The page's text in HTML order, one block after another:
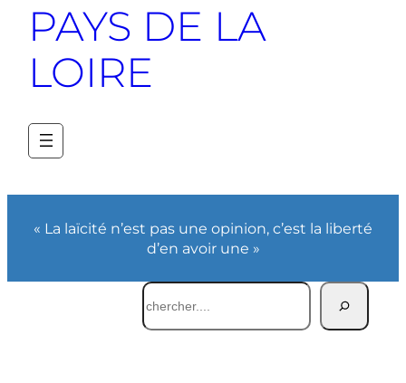
PAYS DE LA
LOIRE
« La laïcité n’est pas une opinion, c’est la liberté
d’en avoir une »
Rechercher